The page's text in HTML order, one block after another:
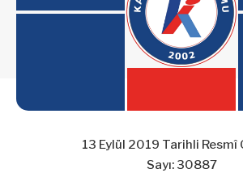
13 Eylül 2019 Tarihli Resmî
Sayı: 30887